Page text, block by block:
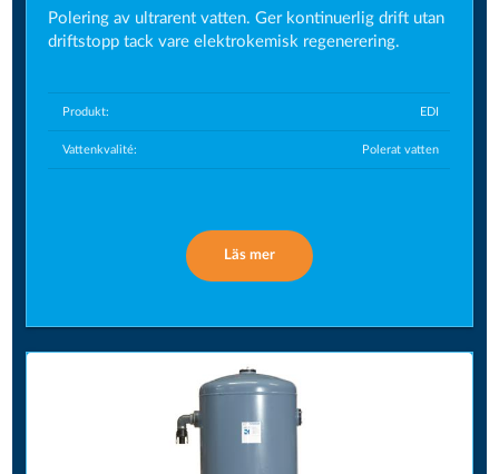
Polering av ultrarent vatten. Ger kontinuerlig drift utan
driftstopp tack vare elektrokemisk regenerering.
Produkt: EDI
Vattenkvalité: Polerat vatten
Läs mer